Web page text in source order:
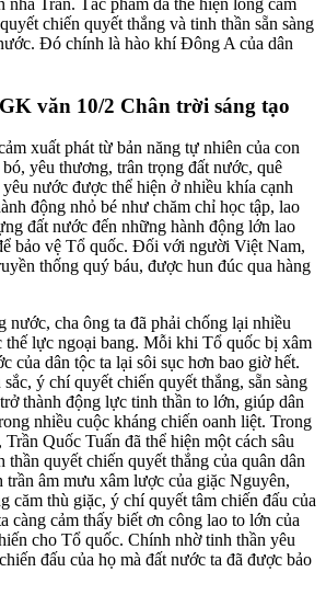
nhà Trần. Tác phẩm đã thể hiện lòng căm
chiến quyết thắng và tinh thần sẵn sàng
Đó chính là hào khí Đông A của dân
văn 10/2 Chân trời sáng tạo
xuất phát từ bản năng tự nhiên của con
yêu thương, trân trọng đất nước, quê
nước được thể hiện ở nhiều khía cạnh
động nhỏ bé như chăm chỉ học tập, lao
đất nước đến những hành động lớn lao
bảo vệ Tổ quốc. Đối với người Việt Nam,
thống quý báu, được hun đúc qua hàng
nước, cha ông ta đã phải chống lại nhiều
thế lực ngoại bang. Mỗi khi Tổ quốc bị xâm
của dân tộc ta lại sôi sục hơn bao giờ hết.
ý chí quyết chiến quyết thắng, sẵn sàng
thành động lực tinh thần to lớn, giúp dân
nhiều cuộc kháng chiến oanh liệt. Trong
Quốc Tuấn đã thể hiện một cách sâu
thần quyết chiến quyết thắng của quân dân
trần âm mưu xâm lược của giặc Nguyên,
căm thù giặc, ý chí quyết tâm chiến đấu của
càng cảm thấy biết ơn công lao to lớn của
cho Tổ quốc. Chính nhờ tinh thần yêu
đấu của họ mà đất nước ta đã được bảo